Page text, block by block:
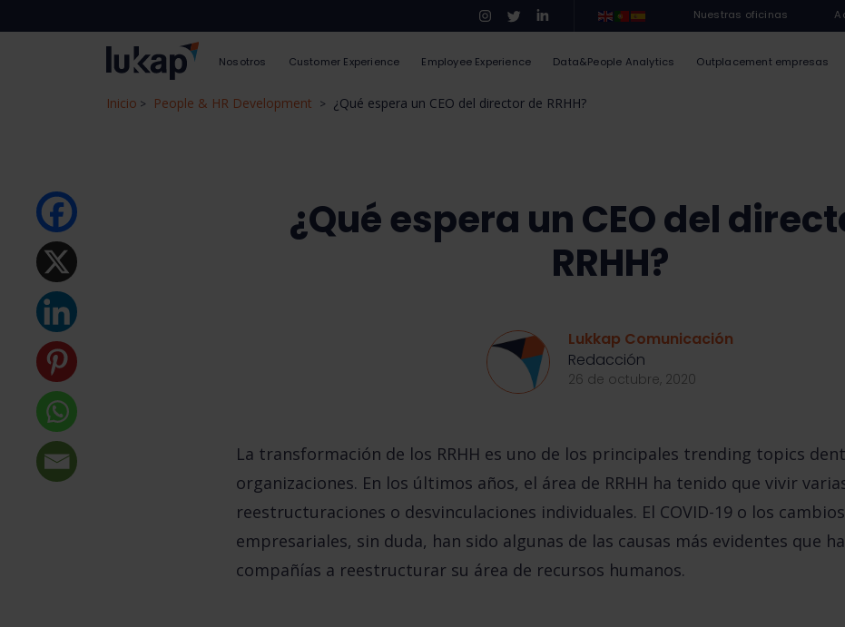
Nuestras oficinas
Nosotros Customer Experience Employee Experience Data&People Analytics Outplacement empresas
Inicio > People & HR Development > ¿Qué espera un CEO del director de RRHH?
¿Qué espera un CEO del
RRHH?
Lukkap Comunicación
Redacción
26 de octubre, 2020
La transformación de los RRHH es uno de los principales trending topics
organizaciones. En los últimos años, el área de RRHH ha tenido que vivir
reestructuraciones o desvinculaciones individuales. El COVID-19 o los
empresariales, sin duda, han sido algunas de las causas más evidentes que
compañías a reestructurar su área de recursos humanos.